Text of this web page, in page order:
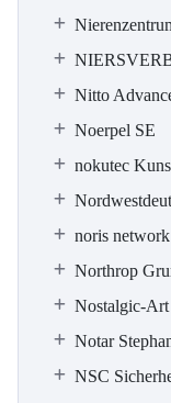
Nitto
Noerpel SE
nokutec
noris
Northrop
Nostalgic-
Notar
NSC